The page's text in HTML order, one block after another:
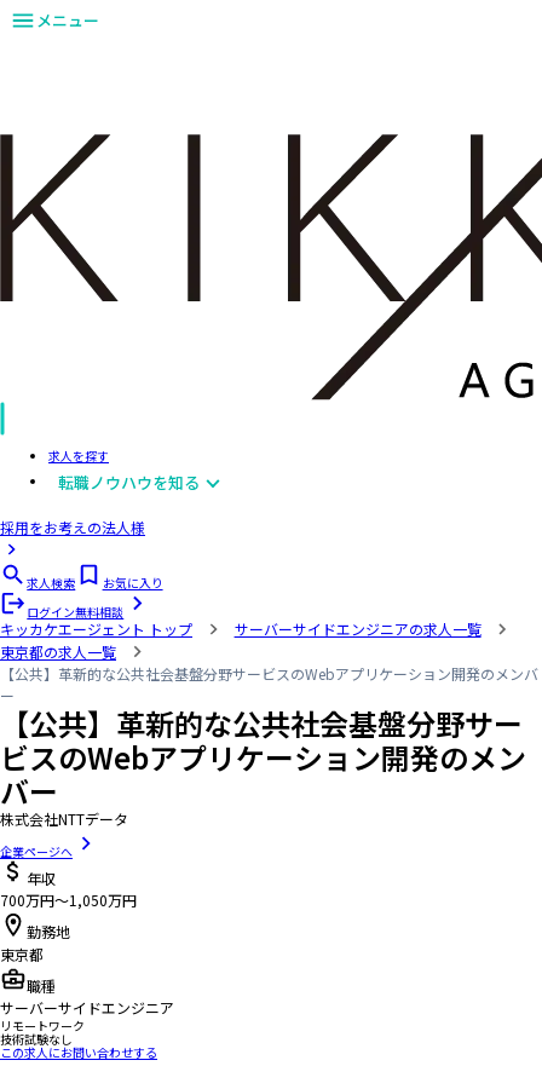
メニュー
求人を探す
転職ノウハウを知る
採用をお考えの法人様
求人検索
お気に入り
ログイン無料相談
キッカケエージェント トップ
サーバーサイドエンジニアの求人一覧
東京都の求人一覧
【公共】革新的な公共社会基盤分野サービスのWebアプリケーション開発のメンバ
ー
【公共】革新的な公共社会基盤分野サー
ビスのWebアプリケーション開発のメン
バー
株式会社NTTデータ
企業ページへ
年収
700万円〜1,050万円
勤務地
東京都
職種
サーバーサイドエンジニア
リモートワーク
技術試験なし
この求人にお問い合わせする